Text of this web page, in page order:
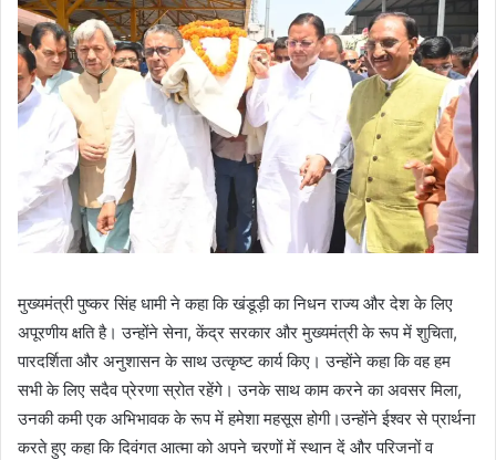
मुख्यमंत्री पुष्कर सिंह धामी ने कहा कि खंडूड़ी का निधन राज्य और देश के लिए
अपूरणीय क्षति है। उन्होंने सेना, केंद्र सरकार और मुख्यमंत्री के रूप में शुचिता,
पारदर्शिता और अनुशासन के साथ उत्कृष्ट कार्य किए। उन्होंने कहा कि वह हम
सभी के लिए सदैव प्रेरणा स्रोत रहेंगे। उनके साथ काम करने का अवसर मिला,
उनकी कमी एक अभिभावक के रूप में हमेशा महसूस होगी।उन्होंने ईश्वर से प्रार्थना
करते हुए कहा कि दिवंगत आत्मा को अपने चरणों में स्थान दें और परिजनों व